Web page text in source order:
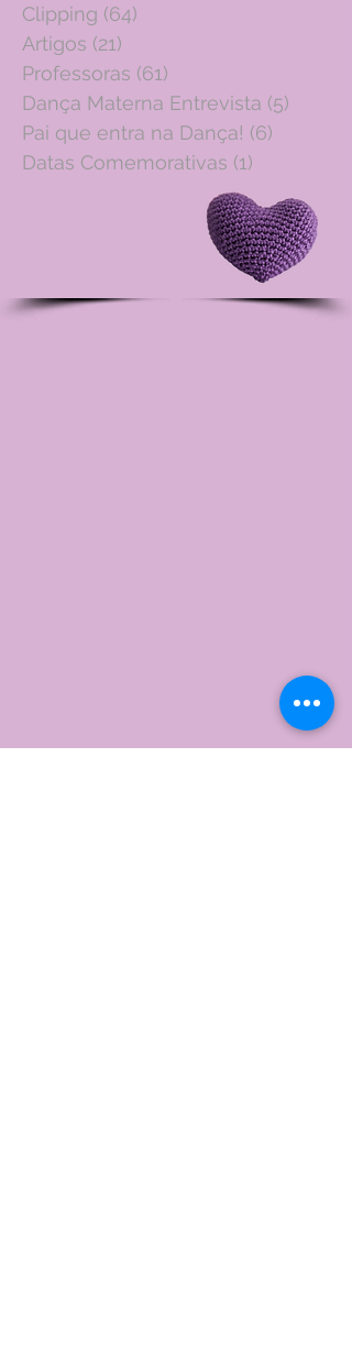
Clipping (64)
Artigos (21)
Professoras (61)
Dança Materna Entrevista (5)
Pai que entra na Dança! (6)
Datas Comemorativas (1)